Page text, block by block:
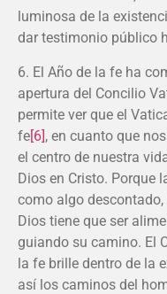
luminosa de la
dar testimonio público
6. El Año de la fe ha
apertura del Concilio
permite ver que el
fe[6], en cuanto que
el centro de nuestra
Dios en Cristo. Porque
como algo
Dios tiene que ser
guiando su camino. El
la fe brille dentro de la
así los caminos del